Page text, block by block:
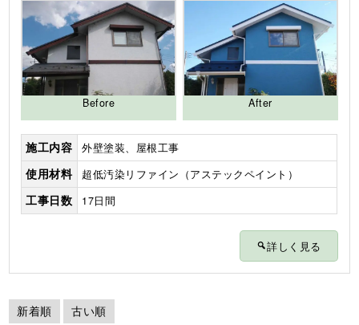
Before After
施工内容 外壁塗装、屋根工事
使用材料 超低汚染リファイン（アステックペイント）
工事日数 17日間
詳しく見る
新着順 古い順